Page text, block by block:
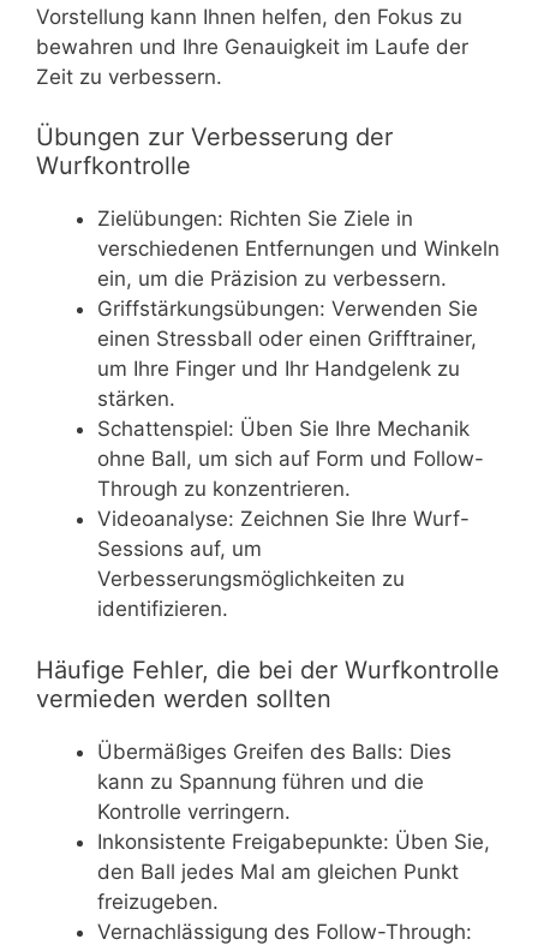
Vorstellung kann Ihnen helfen, den Fokus zu
bewahren und Ihre Genauigkeit im Laufe der
Zeit zu verbessern.
Übungen zur Verbesserung der
Wurfkontrolle
Zielübungen: Richten Sie Ziele in
verschiedenen Entfernungen und Winkeln
ein, um die Präzision zu verbessern.
Griffstärkungsübungen: Verwenden Sie
einen Stressball oder einen Grifftrainer,
um Ihre Finger und Ihr Handgelenk zu
stärken.
Schattenspiel: Üben Sie Ihre Mechanik
ohne Ball, um sich auf Form und Follow-
Through zu konzentrieren.
Videoanalyse: Zeichnen Sie Ihre Wurf-
Sessions auf, um
Verbesserungsmöglichkeiten zu
identifizieren.
Häufige Fehler, die bei der Wurfkontrolle
vermieden werden sollten
Übermäßiges Greifen des Balls: Dies
kann zu Spannung führen und die
Kontrolle verringern.
Inkonsistente Freigabepunkte: Üben Sie,
den Ball jedes Mal am gleichen Punkt
freizugeben.
Vernachlässigung des Follow-Through: